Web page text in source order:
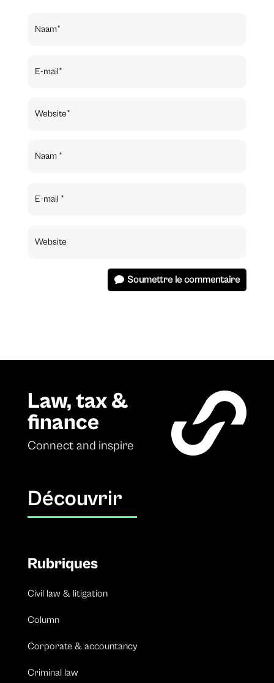
Soumettre le commentaire
Law, tax &
finance
Connect and inspire
Découvrir
Rubriques
Civil law & litigation
Column
Corporate & accountancy
Criminal law